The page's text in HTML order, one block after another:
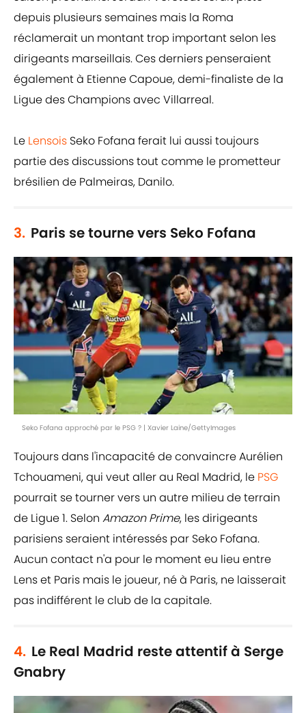
depuis plusieurs semaines mais la Roma
réclamerait un montant trop important selon les
dirigeants marseillais. Ces derniers penseraient
également à Etienne Capoue, demi-finaliste de la
Ligue des Champions avec Villarreal.
Le Lensois Seko Fofana ferait lui aussi toujours
partie des discussions tout comme le prometteur
brésilien de Palmeiras, Danilo.
3. Paris se tourne vers Seko Fofana
Seko Fofana approché par le PSG ? | Xavier Laine/GettyImages
Toujours dans l'incapacité de convaincre Aurélien
Tchouameni, qui veut aller au Real Madrid, le PSG
pourrait se tourner vers un autre milieu de terrain
de Ligue 1. Selon Amazon Prime, les dirigeants
parisiens seraient intéressés par Seko Fofana.
Aucun contact n'a pour le moment eu lieu entre
Lens et Paris mais le joueur, né à Paris, ne laisserait
pas indifférent le club de la capitale.
4. Le Real Madrid reste attentif à Serge
Gnabry